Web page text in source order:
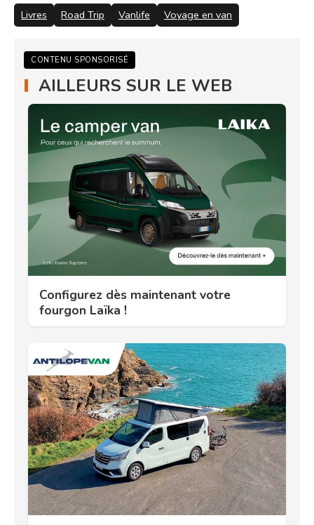
Livres Road Trip Vanlife Voyage en van
CONTENU SPONSORISÉ
AILLEURS SUR LE WEB
Configurez dès maintenant votre
fourgon Laïka !